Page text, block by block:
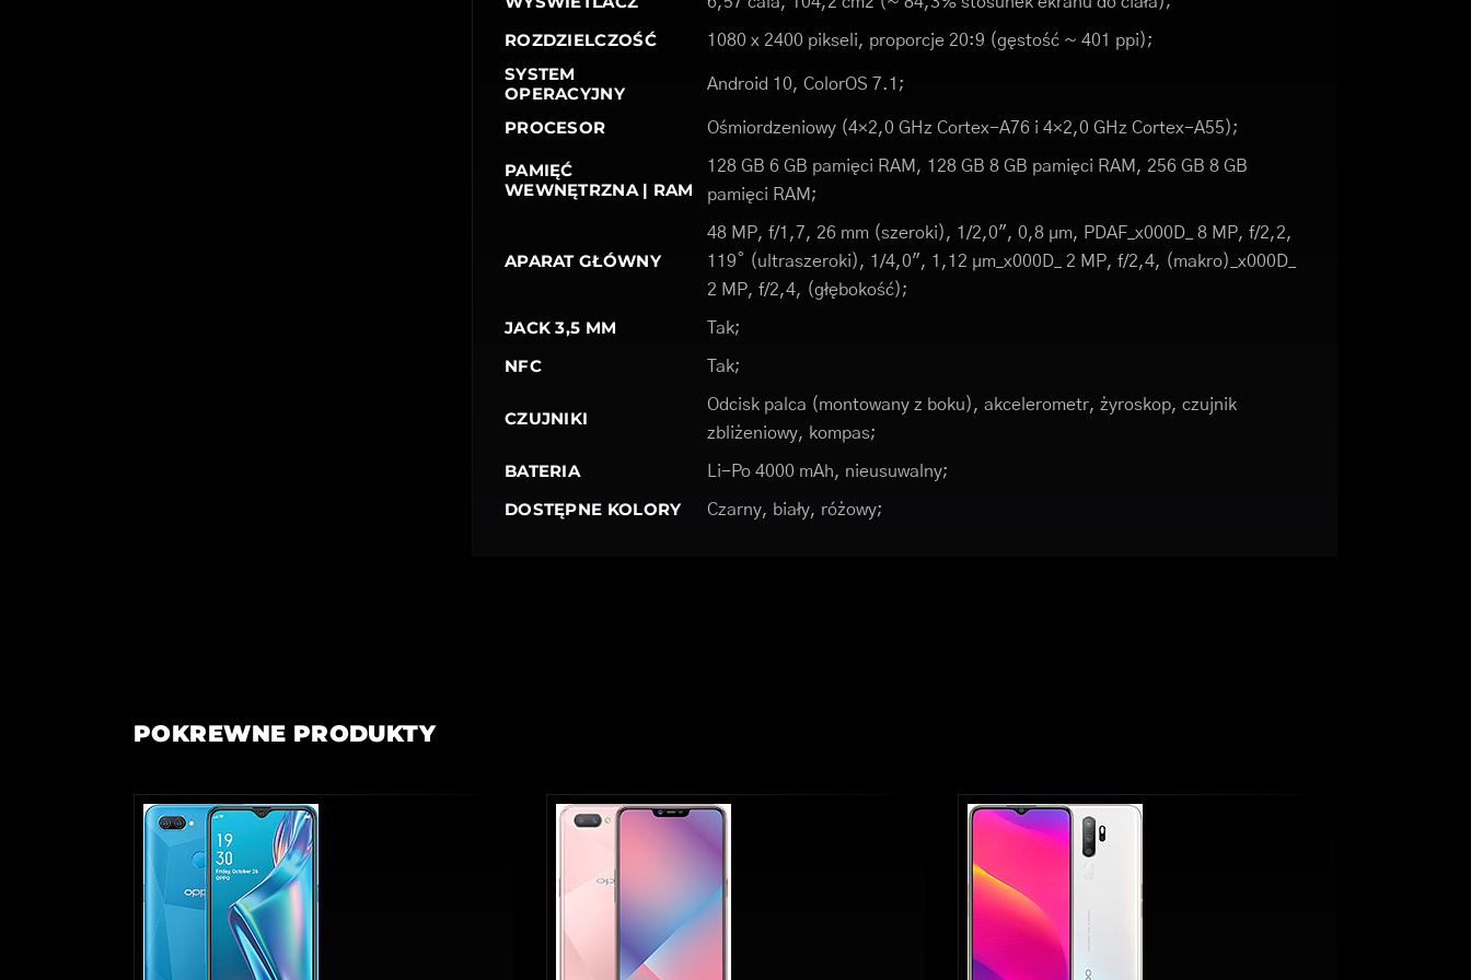
ROZDZIELCZOŚĆ 1080 x 2400 pikseli, proporcje 20:9 (gęstość ~ 401 ppi);
SYSTEM
OPERACYJNY
Android 10, ColorOS 7.1;
PROCESOR Ośmiordzeniowy (4×2,0 GHz Cortex-A76 i 4×2,0 GHz Cortex-A55);
PAMIĘĆ
WEWNĘTRZNA | RAM
128 GB 6 GB pamięci RAM, 128 GB 8 GB pamięci RAM, 256 GB 8 GB
pamięci RAM;
APARAT GŁÓWNY
48 MP, f/1,7, 26 mm (szeroki), 1/2,0", 0,8 µm, PDAF_x000D_ 8 MP, f/2,2,
119˚ (ultraszeroki), 1/4,0", 1,12 µm_x000D_ 2 MP, f/2,4, (makro)_x000D_
2 MP, f/2,4, (głębokość);
JACK 3,5 MM Tak;
NFC Tak;
CZUJNIKI
Odcisk palca (montowany z boku), akcelerometr, żyroskop, czujnik
zbliżeniowy, kompas;
BATERIA Li-Po 4000 mAh, nieusuwalny;
DOSTĘPNE KOLORY Czarny, biały, różowy;
POKREWNE PRODUKTY